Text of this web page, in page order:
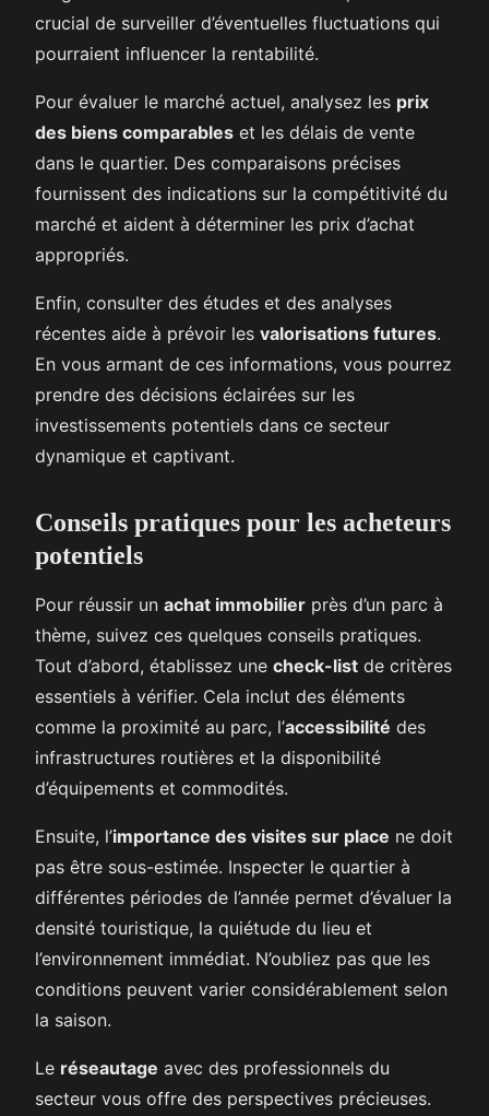
crucial de surveiller d’éventuelles fluctuations qui
pourraient influencer la rentabilité.
Pour évaluer le marché actuel, analysez les prix
des biens comparables et les délais de vente
dans le quartier. Des comparaisons précises
fournissent des indications sur la compétitivité du
marché et aident à déterminer les prix d’achat
appropriés.
Enfin, consulter des études et des analyses
récentes aide à prévoir les valorisations futures.
En vous armant de ces informations, vous pourrez
prendre des décisions éclairées sur les
investissements potentiels dans ce secteur
dynamique et captivant.
Conseils pratiques pour les acheteurs
potentiels
Pour réussir un achat immobilier près d’un parc à
thème, suivez ces quelques conseils pratiques.
Tout d’abord, établissez une check-list de critères
essentiels à vérifier. Cela inclut des éléments
comme la proximité au parc, l’accessibilité des
infrastructures routières et la disponibilité
d’équipements et commodités.
Ensuite, l’importance des visites sur place ne doit
pas être sous-estimée. Inspecter le quartier à
différentes périodes de l’année permet d’évaluer la
densité touristique, la quiétude du lieu et
l’environnement immédiat. N’oubliez pas que les
conditions peuvent varier considérablement selon
la saison.
Le réseautage avec des professionnels du
secteur vous offre des perspectives précieuses.